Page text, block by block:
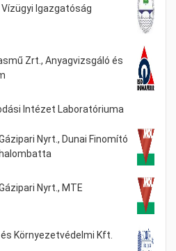
Igazgatóság
Zrt., Anyagvizsgáló és
Intézet Laboratóriuma
Nyrt., Dunai Finomító
Nyrt., MTE
Környezetvédelmi Kft.